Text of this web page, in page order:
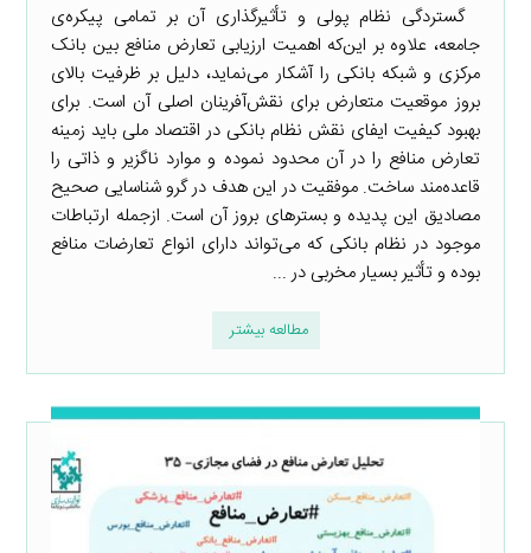
گستردگی نظام پولی و تأثیرگذاری آن بر تمامی پیکره‌ی
جامعه، علاوه بر این‌که اهمیت ارزیابی تعارض منافع بین بانک
مرکزی و شبکه بانکی را آشکار می‌نماید، دلیل بر ظرفیت بالای
بروز موقعیت متعارض برای نقش‌آفرینان اصلی آن است. برای
بهبود کیفیت ایفای نقش نظام بانکی در اقتصاد ملی باید زمینه
تعارض منافع را در آن محدود نموده و موارد ناگزیر و ذاتی را
قاعده‌مند ساخت. موفقیت در این هدف در گرو شناسایی صحیح
مصادیق این پدیده و بسترهای بروز آن است. ازجمله ارتباطات
موجود در نظام بانکی که می‌تواند دارای انواع تعارضات منافع
بوده و تأثیر بسیار مخربی در ...
مطالعه بیشتر